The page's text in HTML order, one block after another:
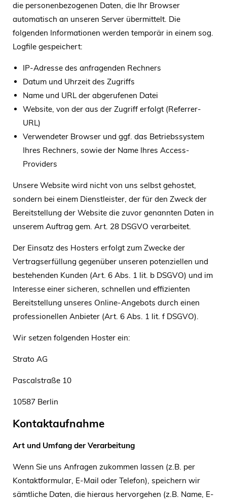
die personenbezogenen Daten, die Ihr Browser
automatisch an unseren Server übermittelt. Die
folgenden Informationen werden temporär in einem sog.
Logfile gespeichert:
IP-Adresse des anfragenden Rechners
Datum und Uhrzeit des Zugriffs
Name und URL der abgerufenen Datei
Website, von der aus der Zugriff erfolgt (Referrer-
URL)
Verwendeter Browser und ggf. das Betriebssystem
Ihres Rechners, sowie der Name Ihres Access-
Providers
Unsere Website wird nicht von uns selbst gehostet,
sondern bei einem Dienstleister, der für den Zweck der
Bereitstellung der Website die zuvor genannten Daten in
unserem Auftrag gem. Art. 28 DSGVO verarbeitet.
Der Einsatz des Hosters erfolgt zum Zwecke der
Vertragserfüllung gegenüber unseren potenziellen und
bestehenden Kunden (Art. 6 Abs. 1 lit. b DSGVO) und im
Interesse einer sicheren, schnellen und effizienten
Bereitstellung unseres Online-Angebots durch einen
professionellen Anbieter (Art. 6 Abs. 1 lit. f DSGVO).
Wir setzen folgenden Hoster ein:
Strato AG
Pascalstraße 10
10587 Berlin
Kontaktaufnahme
Art und Umfang der Verarbeitung
Wenn Sie uns Anfragen zukommen lassen (z.B. per
Kontaktformular, E-Mail oder Telefon), speichern wir
sämtliche Daten, die hieraus hervorgehen (z.B. Name, E-